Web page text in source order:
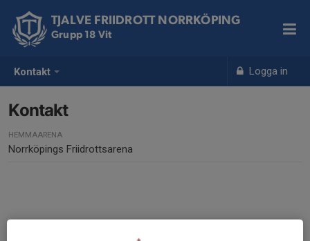
Kontakt Logga in
TJALVE FRIIDROTT NORRKÖPING
Grupp 18 Vit
Kontakt
HEMMAARENA
Norrköpings Friidrottsarena